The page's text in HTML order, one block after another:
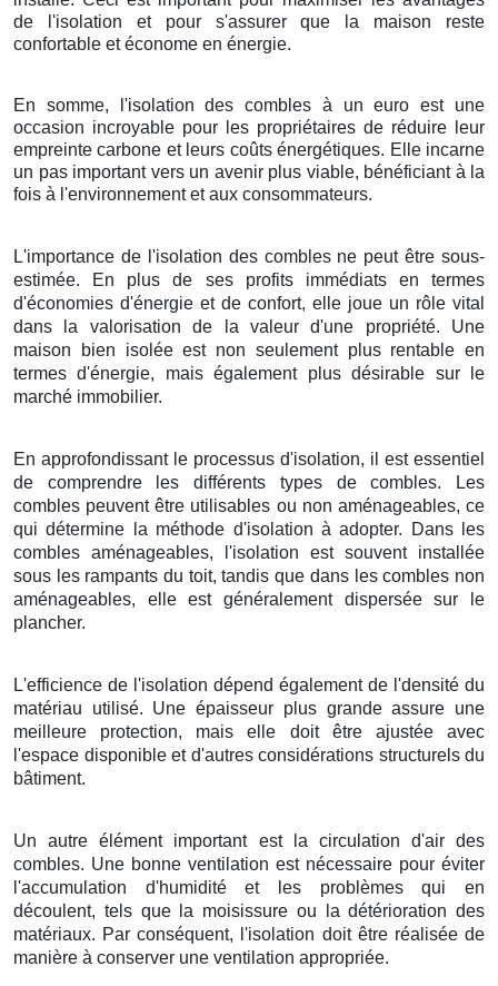
de l'isolation et pour s'assurer que la maison reste
confortable et économe en énergie.
En somme, l'isolation des combles à un euro est une
occasion incroyable pour les propriétaires de réduire leur
empreinte carbone et leurs coûts énergétiques. Elle incarne
un pas important vers un avenir plus viable, bénéficiant à la
fois à l'environnement et aux consommateurs.
L'importance de l'isolation des combles ne peut être sous-
estimée. En plus de ses profits immédiats en termes
d'économies d'énergie et de confort, elle joue un rôle vital
dans la valorisation de la valeur d'une propriété. Une
maison bien isolée est non seulement plus rentable en
termes d'énergie, mais également plus désirable sur le
marché immobilier.
En approfondissant le processus d'isolation, il est essentiel
de comprendre les différents types de combles. Les
combles peuvent être utilisables ou non aménageables, ce
qui détermine la méthode d'isolation à adopter. Dans les
combles aménageables, l'isolation est souvent installée
sous les rampants du toit, tandis que dans les combles non
aménageables, elle est généralement dispersée sur le
plancher.
L'efficience de l'isolation dépend également de l'densité du
matériau utilisé. Une épaisseur plus grande assure une
meilleure protection, mais elle doit être ajustée avec
l'espace disponible et d'autres considérations structurels du
bâtiment.
Un autre élément important est la circulation d'air des
combles. Une bonne ventilation est nécessaire pour éviter
l'accumulation d'humidité et les problèmes qui en
découlent, tels que la moisissure ou la détérioration des
matériaux. Par conséquent, l'isolation doit être réalisée de
manière à conserver une ventilation appropriée.